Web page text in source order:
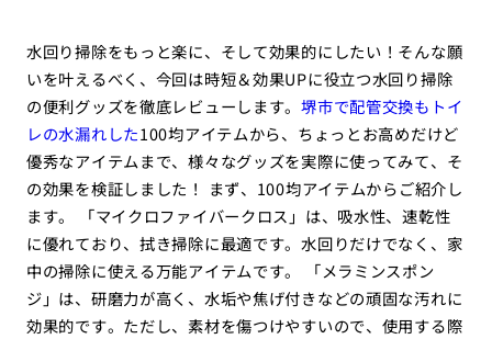
水回り掃除をもっと楽に、そして効果的にしたい！そんな願
いを叶えるべく、今回は時短＆効果UPに役立つ水回り掃除
の便利グッズを徹底レビューします。堺市で配管交換もトイ
レの水漏れした100均アイテムから、ちょっとお高めだけど
優秀なアイテムまで、様々なグッズを実際に使ってみて、そ
の効果を検証しました！ まず、100均アイテムからご紹介し
ます。 「マイクロファイバークロス」は、吸水性、速乾性
に優れており、拭き掃除に最適です。水回りだけでなく、家
中の掃除に使える万能アイテムです。 「メラミンスポン
ジ」は、研磨力が高く、水垢や焦げ付きなどの頑固な汚れに
効果的です。ただし、素材を傷つけやすいので、使用する際